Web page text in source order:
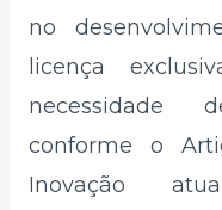
no
licença
necessidade
conforme o
Inovação